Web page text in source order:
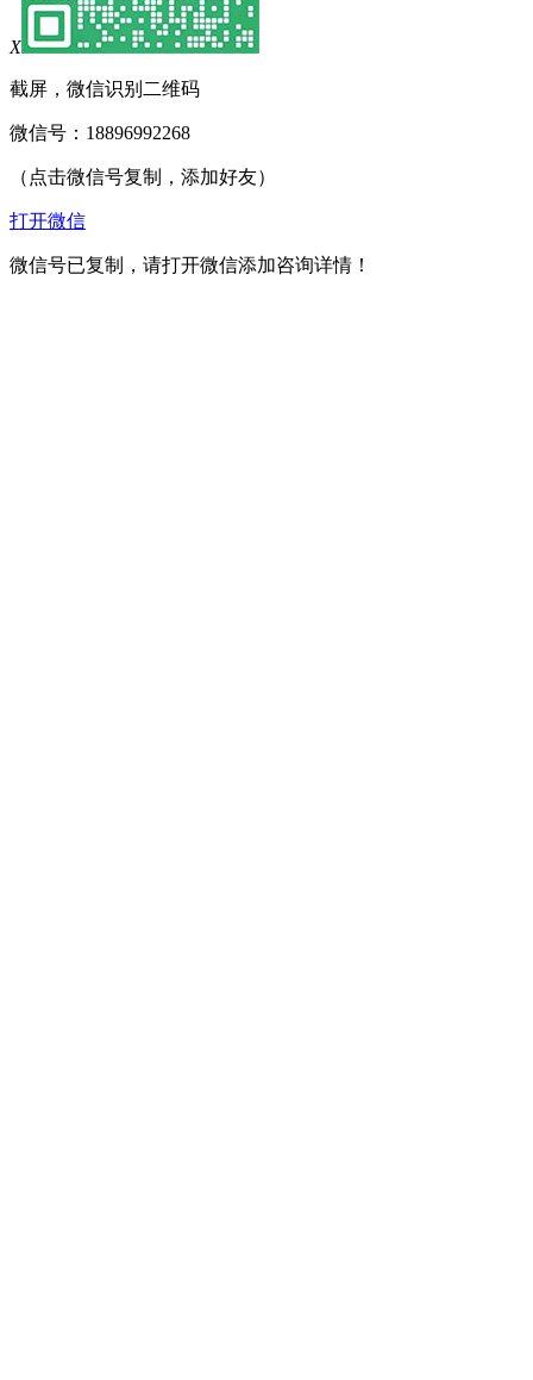
X
截屏，微信识别二维码
微信号： 18896992268
（点击微信号复制，添加好友）
打开微信
微信号已复制，请打开微信添加咨询详情！